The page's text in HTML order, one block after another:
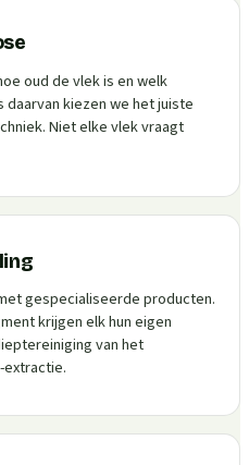
oud de vlek is en welk
daarvan kiezen we het juiste
Niet elke vlek vraagt
gespecialiseerde producten.
krijgen elk hun eigen
van het